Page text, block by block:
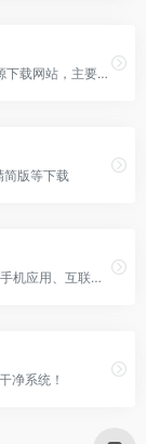
foxirj.com佛系软件是个人独立运营的软件资源下载网站，主要精选分享mac破解软件、精品mac应用、安卓破解去广告软件、windows破解去广告软件及一些软件破解和使用教程，当然本站所发布的资源都是绿色安全无密码且会注明破解作者。
版等下载
小众软件是一个分享、体验、评测电脑软件、手机应用、互联网产品的网站
净系统！